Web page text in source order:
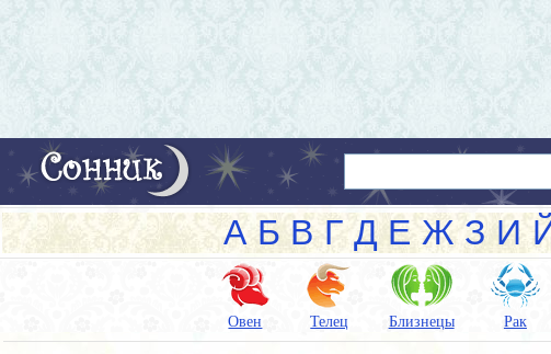
А Б В Г Д Е Ж З И
Овен Телец Близнецы Рак